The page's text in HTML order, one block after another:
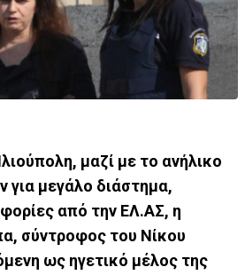
μαζί με το ανήλικο
για μεγάλο διάστημα,
από την ΕΛ.ΑΣ, η
σύντροφος του Νίκου
ως ηγετικό μέλος της